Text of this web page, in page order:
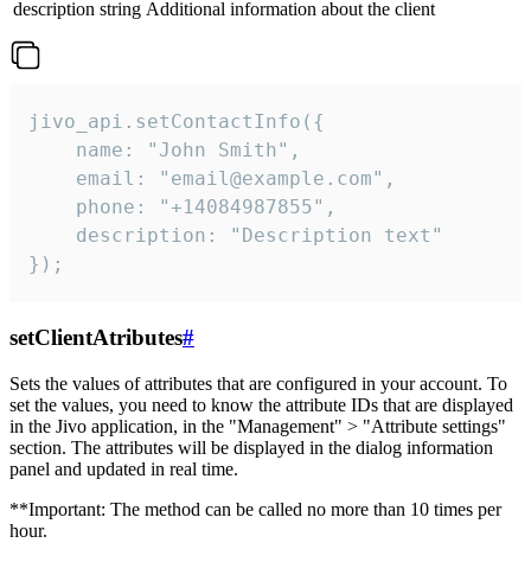
description string Additional information about the client
jivo_api.setContactInfo({
    name: "John Smith",
    email: "email@example.com",
    phone: "+14084987855",
    description: "Description text"
});
setClientAtributes#
Sets the values ​​of attributes that are configured in your account. To
set the values, you need to know the attribute IDs that are displayed
in the Jivo application, in the "Management" > "Attribute settings"
section. The attributes will be displayed in the dialog information
panel and updated in real time.
**Important: The method can be called no more than 10 times per
hour.